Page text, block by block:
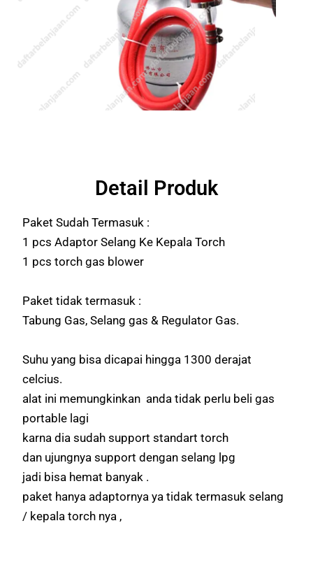
Detail Produk
Paket Sudah Termasuk :
1 pcs Adaptor Selang Ke Kepala Torch
1 pcs torch gas blower
Paket tidak termasuk :
Tabung Gas, Selang gas & Regulator Gas.
Suhu yang bisa dicapai hingga 1300 derajat
celcius.
alat ini memungkinkan anda tidak perlu beli gas
portable lagi
karna dia sudah support standart torch
dan ujungnya support dengan selang lpg
jadi bisa hemat banyak .
paket hanya adaptornya ya tidak termasuk selang
/ kepala torch nya ,